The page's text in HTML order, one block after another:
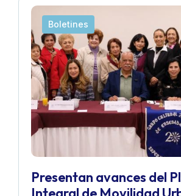
Boletines
Presentan avances del